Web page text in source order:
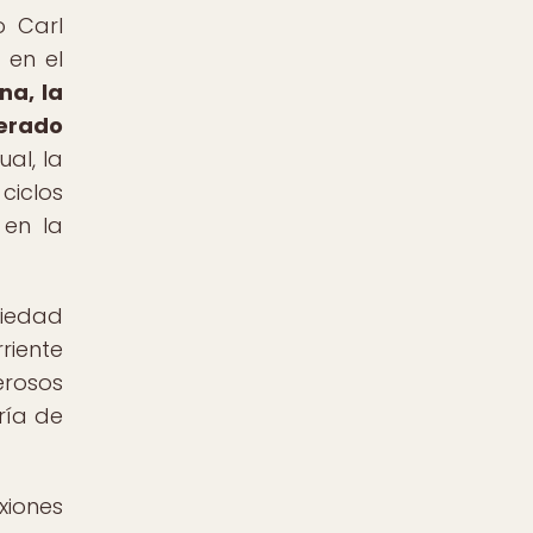
Carl
en el
la
la
la
de